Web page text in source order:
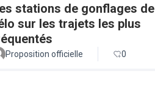
stations de gonflages de
sur les trajets les plus
Proposition officielle 0